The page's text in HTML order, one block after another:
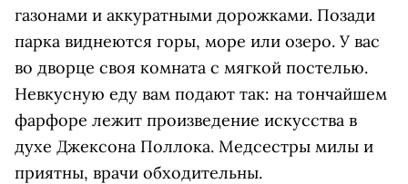
газонами и аккуратными дорожками. Позади
парка виднеются горы, море или озеро. У вас
во дворце своя комната с мягкой постелью.
Невкусную еду вам подают так: на тончайшем
фарфоре лежит произведение искусства в
духе Джексона Поллока. Медсестры милы и
приятны, врачи обходительны.